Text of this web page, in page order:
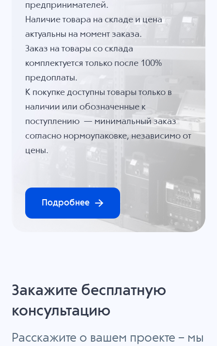
предпринимателей.
Наличие товара на складе и цена
актуальны на момент заказа.
Заказ на товары со склада
комплектуется только после 100%
предоплаты.
К покупке доступны товары только в
наличии или обозначенные к
поступлению — минимальный заказ
согласно нормоупаковке, независимо от
цены.
Подробнее
Закажите бесплатную
консультацию
Расскажите о вашем проекте – мы